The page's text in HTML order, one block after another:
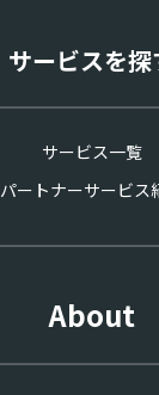
サービスを探
サービス一覧
パートナーサービス
About